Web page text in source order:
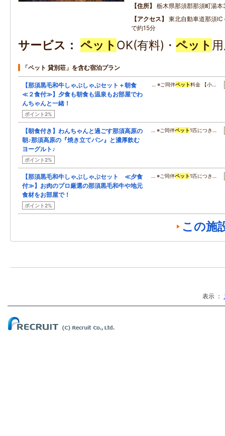
住所
栃木県那須郡那須町湯
アクセス
東北自動車道那須
で約15分
サービス ペット OK(有料)・ ペット
「ペット 貸別荘」を含む宿泊プラン
【那須黒毛和牛しゃぶしゃぶセット＋朝食
≪２食付≫】夕食も朝食も温泉もお部屋でわ
んちゃんと一緒！
ポイント2%
… ※ご同伴ペット料金 【小…
【朝食付き】わんちゃんと過ごす那須高原の
朝♪那須高原の『焼き立てパン』と濃厚飲む
ヨーグルト♪
ポイント2%
… ※ご同伴ペット1匹につき…
【那須黒毛和牛しゃぶしゃぶセット ≪夕食
付≫】お肉のプロ厳選の那須黒毛和牛や地元
食材をお部屋で！
ポイント2%
… ※ご同伴ペット1匹につき…
この施
表示 ：